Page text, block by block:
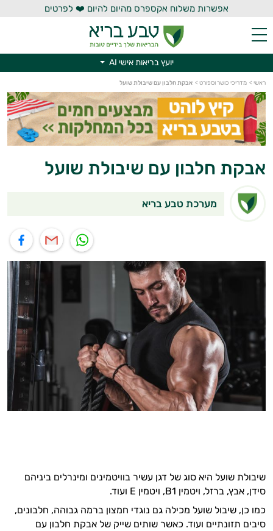
אפשרות משלוח אקספרס מהיום להיום ❤️ לפרטים
יועץ בריאות אישי AI
ראשי > מדריכי כושר וספורט > אבקת חלבון עם שיבולת שועל
אבקת חלבון עם שיבולת שועל
מערכת טבע בריא
שיבולת שועל היא סוג של דגן עשיר בוויטמינים ומינרלים ביניהם
סידן, אבץ, ברזל, ויטמין B1, ויטמין E ועוד.
כמו כן, שיבול שועל מכילה גם נוגדי חמצון ברמה גבוהה, חלבונים,
סיבים תזונתיים ועוד. כאשר שותים שייק של אבקת חלבון עם